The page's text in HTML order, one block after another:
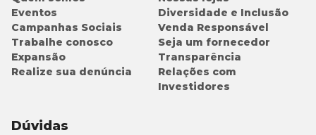
A administração dos comprimidos de Petpril 10mg
contraindicada em casos de:
animais com hipersensibilidade a qualquer
componente;
fêmeas em lactação e prenhes.
O tratamento com
Eventos
Diversidade e Inclusão
Campanhas Sociais
Venda Responsável
Trabalhe conosco
Seja um fornecedor
Expansão
Transparência
Realize sua denúncia
Relações com
Investidores
Dúvidas